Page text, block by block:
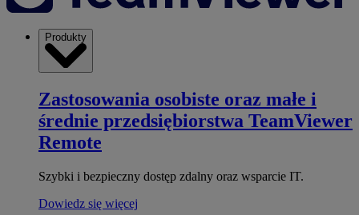
Produkty
Zastosowania osobiste oraz małe i
średnie przedsiębiorstwa TeamViewer
Remote
Szybki i bezpieczny dostęp zdalny oraz wsparcie IT.
Dowiedz się więcej